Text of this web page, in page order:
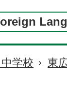
学校
東